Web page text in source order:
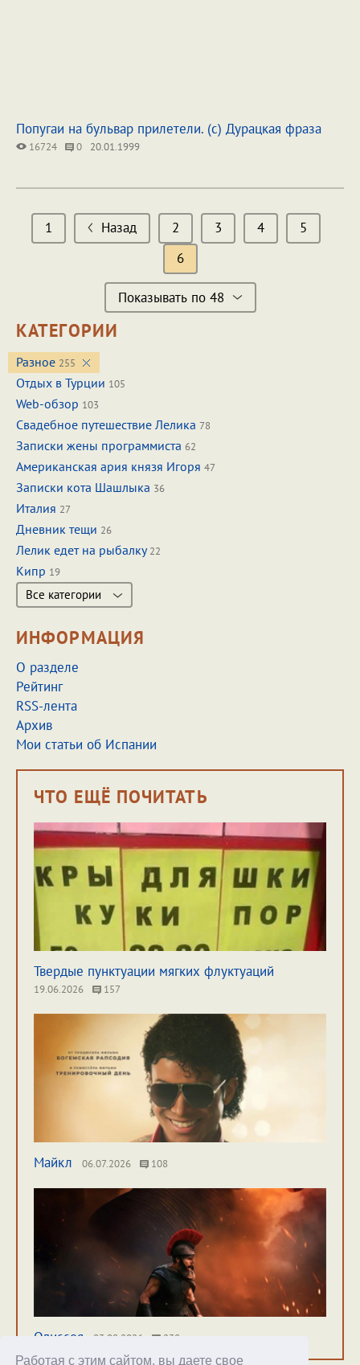
Работая с этим сайтом, вы даете свое
Попугаи на бульвар прилетели. (с) Дурацкая фраза
16724 0 20.01.1999
1 Назад 2 3 4
5
6
Показывать по 48
КАТЕГОРИИ
Разное 255
Отдых в Турции 105
Web-обзор 103
Свадебное путешествие Лелика 78
Записки жены программиста 62
Американская ария князя Игоря 47
Записки кота Шашлыка 36
Италия 27
Дневник тещи 26
Лелик едет на рыбалку22
Кипр 19
Все категории
ИНФОРМАЦИЯ
О разделе
Рейтинг
RSS-лента
Архив
Мои статьи об Испании
ЧТО ЕЩЁ ПОЧИТАТЬ
Твердые пунктуации мягких флуктуаций
19.06.2026 157
Майкл 06.07.2026 108
Одиссея 03.08.2026 238